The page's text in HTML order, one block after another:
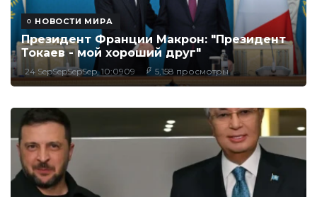
НОВОСТИ МИРА
Президент Франции Макрон: "Президент
Токаев - мой хороший друг"
24 SepSepSepSep, 10:0909 5,158 просмотры